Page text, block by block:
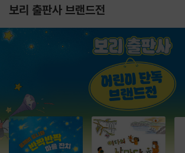
보리 출판사 브랜드전